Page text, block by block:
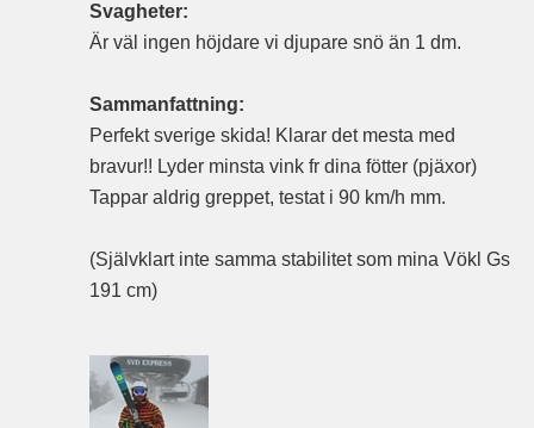
Svagheter:
Är väl ingen höjdare vi djupare snö än 1 dm.
Sammanfattning:
Perfekt sverige skida! Klarar det mesta med
bravur!! Lyder minsta vink fr dina fötter (pjäxor)
Tappar aldrig greppet, testat i 90 km/h mm.
(Självklart inte samma stabilitet som mina Vökl Gs
191 cm)